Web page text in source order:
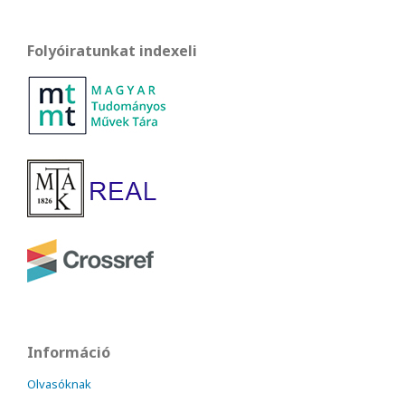
Folyóiratunkat indexeli
Információ
Olvasóknak